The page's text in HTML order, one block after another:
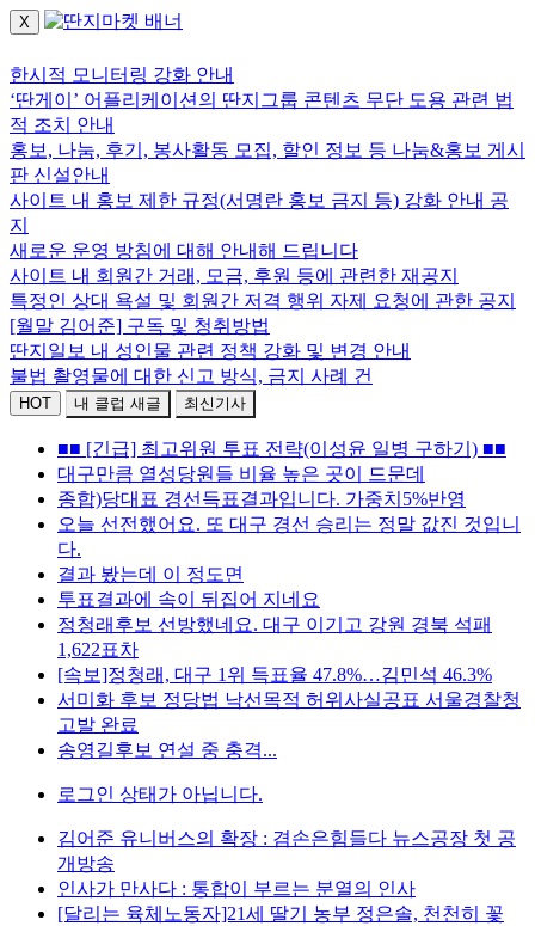
X
한시적 모니터링 강화 안내
‘딴게이’ 어플리케이션의 딴지그룹 콘텐츠 무단 도용 관련 법
적 조치 안내
홍보, 나눔, 후기, 봉사활동 모집, 할인 정보 등 나눔&홍보 게시
판 신설안내
사이트 내 홍보 제한 규정(서명란 홍보 금지 등) 강화 안내 공
지
새로운 운영 방침에 대해 안내해 드립니다
사이트 내 회원간 거래, 모금, 후원 등에 관련한 재공지
특정인 상대 욕설 및 회원간 저격 행위 자제 요청에 관한 공지
[월말 김어준] 구독 및 청취방법
딴지일보 내 성인물 관련 정책 강화 및 변경 안내
불법 촬영물에 대한 신고 방식, 금지 사례 건
HOT 내 클럽 새글 최신기사
■ ■ [긴급] 최고위원 투표 전략(이성윤 일병 구하기) ■ ■
대구만큼 열성당원들 비율 높은 곳이 드문데
종합)당대표 경선득표결과입니다. 가중치5%반영
오늘 선전했어요. 또 대구 경선 승리는 정말 값진 것입니
다.
결과 봤는데 이 정도면
투표결과에 속이 뒤집어 지네요
정청래후보 선방했네요. 대구 이기고 강원 경북 석패
1,622표차
[속보]정청래, 대구 1위 득표율 47.8%…김민석 46.3%
서미화 후보 정당법 낙선목적 허위사실공표 서울경찰청
고발 완료
송영길후보 연설 중 충격...
로그인 상태가 아닙니다.
김어준 유니버스의 확장 : 겸손은힘들다 뉴스공장 첫 공
개방송
인사가 만사다 : 통합이 부르는 분열의 인사
[달리는 육체노동자]21세 딸기 농부 정은솔, 천천히 꽃